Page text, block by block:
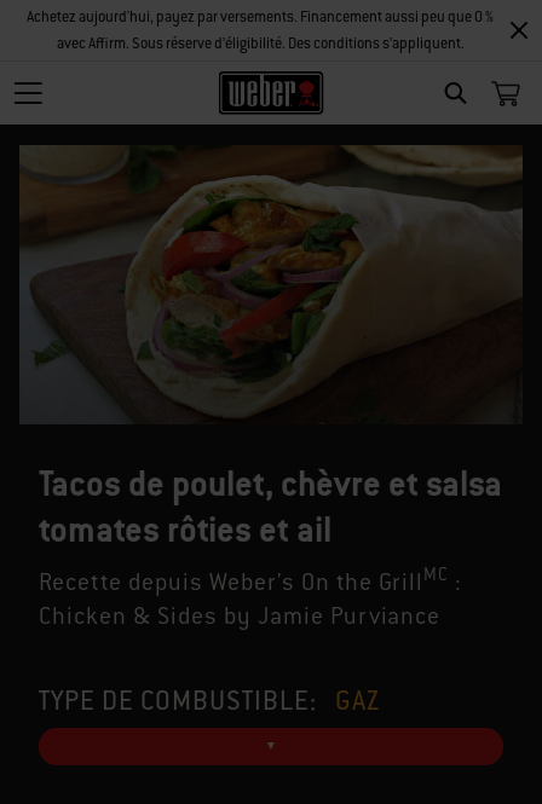
SEARCH
Achetez aujourd'hui, payez par versements. Financement aussi peu que 0 %
avec Affirm. Sous réserve d’éligibilité. Des conditions s’appliquent.
Tacos de poulet, chèvre et salsa
tomates rôties et ail
Recette depuis Weber's On the Grill MC :
Chicken & Sides by Jamie Purviance
TYPE DE COMBUSTIBLE: GAZ